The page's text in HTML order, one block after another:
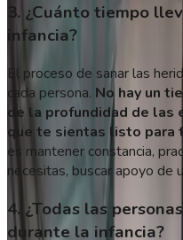
3. ¿Cuánto tiempo
infancia?
El proceso de sanar las
cada persona. No hay un
de la profundidad de las
que te sientas listo para
es mantener constancia,
necesitas, buscar apoyo de
4. ¿Todas las
durante la infancia?